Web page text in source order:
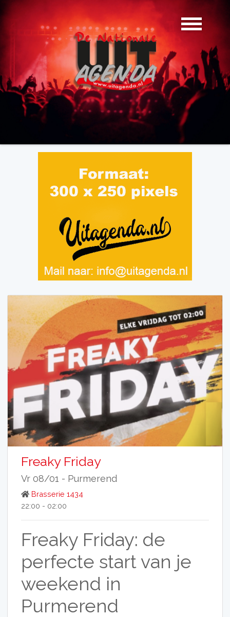
Freaky Friday
Vr 08/01 - Purmerend
Brasserie 1434
22:00 - 02:00
Freaky Friday: de
perfecte start van je
weekend in
Purmerend